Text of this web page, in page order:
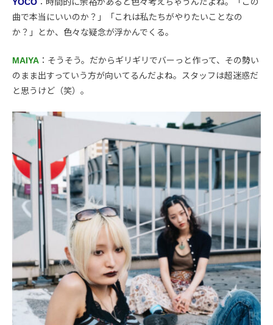
YOCO ：時間的に余裕があると色々考えちゃうんだよね。「この
曲で本当にいいのか？」「これは私たちがやりたいことなの
か？」とか、色々な疑念が浮かんでくる。
MAIYA ：そうそう。だからギリギリでバーっと作って、その勢い
のまま出すっていう方が向いてるんだよね。スタッフは超迷惑だ
と思うけど（笑）。